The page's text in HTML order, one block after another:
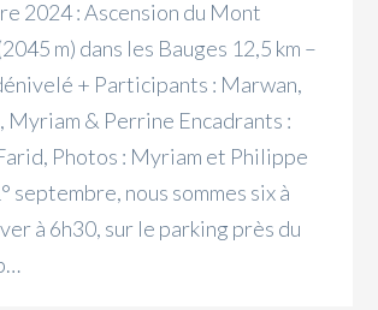
2024 : Ascension du Mont
m) dans les Bauges 12,5 km –
+ Participants : Marwan,
Myriam & Perrine Encadrants :
Photos : Myriam et Philippe
septembre, nous sommes six à
à 6h30, sur le parking près du